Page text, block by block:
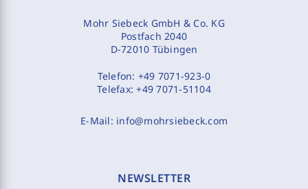
Mohr Siebeck GmbH & Co. KG
Postfach 2040
D-72010 Tübingen
Telefon: +49 7071-923-0
Telefax:+49 7071-51104
E-Mail: info@mohrsiebeck.com
NEWSLETTER